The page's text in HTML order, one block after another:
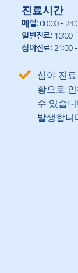
진료시간
매일: 00:00 –
일반진료: 10:00
심야진료: 21:00
심야 진
황으로
수 있습
발생합니